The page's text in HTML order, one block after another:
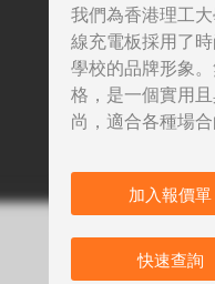
我們為香港理工
線充電板採用了
學校的品牌形象
格，是一個實用
尚，適合各種場
加入報價單
快速查詢